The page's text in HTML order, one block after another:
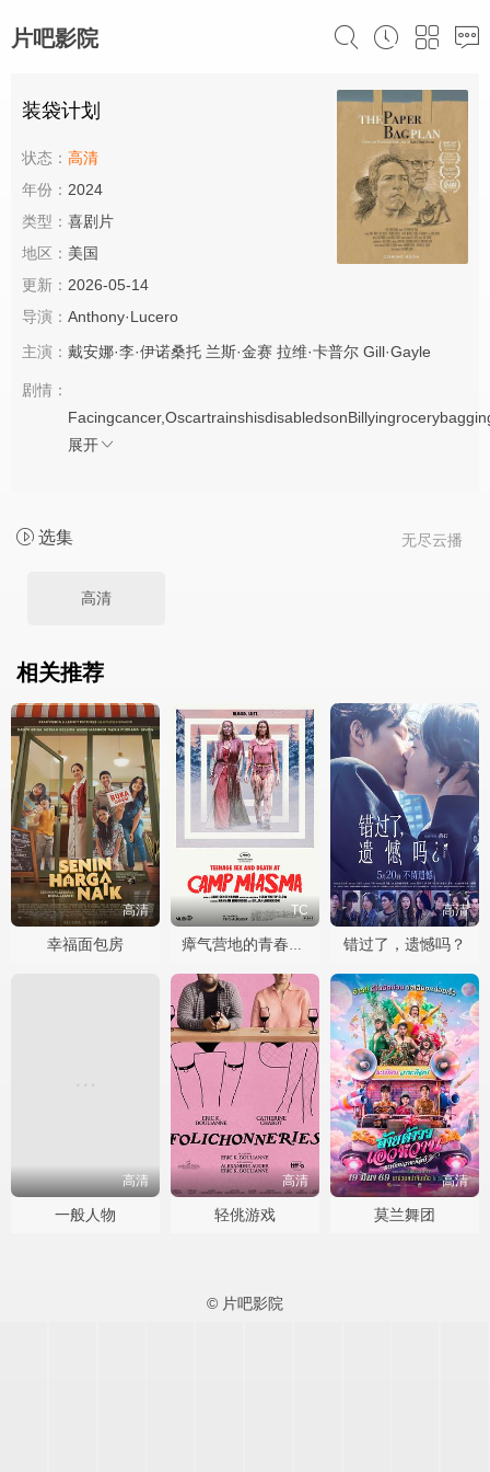
片吧影院
装袋计划
状态： 高清
年份： 2024
类型： 喜剧片
地区： 美国
更新： 2026-05-14
导演： Anthony·Lucero
主演： 戴安娜·李·伊诺桑托 兰斯·金赛 拉维·卡普尔 Gill·Gayle
剧情：
展开
无尽云播
选集
高清
相关推荐
高清
幸福面包房
TC
瘴气营地的青春性事与死亡
高清
错过了，遗憾吗？
高清
一般人物
高清
轻佻游戏
高清
莫兰舞团
© 片吧影院